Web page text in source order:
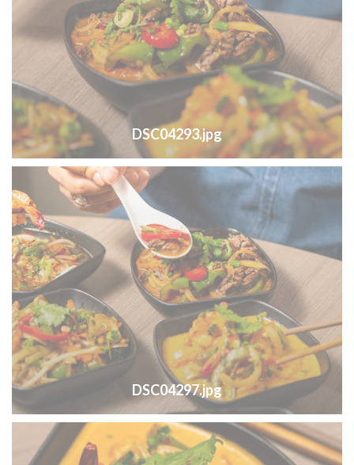
DSC04293.jpg
DSC04297.jpg